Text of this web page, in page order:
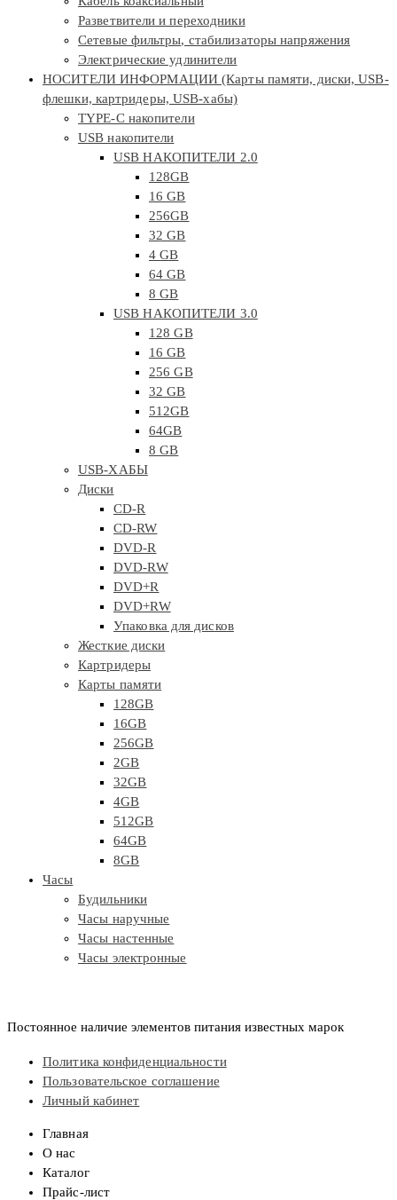
Разветвители и переходники
Сетевые фильтры, стабилизаторы напряжения
Электрические удлинители
НОСИТЕЛИ ИНФОРМАЦИИ (Карты памяти, диски, USB-
флешки, картридеры, USB-хабы)
TYPE-C накопители
USB накопители
USB НАКОПИТЕЛИ 2.0
128GB
16 GB
256GB
32 GB
4 GB
64 GB
8 GB
USB НАКОПИТЕЛИ 3.0
128 GB
16 GB
256 GB
32 GB
512GB
64GB
8 GB
USB-ХАБЫ
Диски
CD-R
CD-RW
DVD-R
DVD-RW
DVD+R
DVD+RW
Упаковка для дисков
Жесткие диски
Картридеры
Карты памяти
128GB
16GB
256GB
2GB
32GB
4GB
512GB
64GB
8GB
Часы
Будильники
Часы наручные
Часы настенные
Часы электронные
Постоянное наличие элементов питания известных марок
Политика конфиденциальности
Пользовательское соглашение
Личный кабинет
Главная
О нас
Каталог
Прайс-лист